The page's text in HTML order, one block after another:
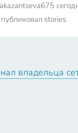
публиковал stories.
владельца